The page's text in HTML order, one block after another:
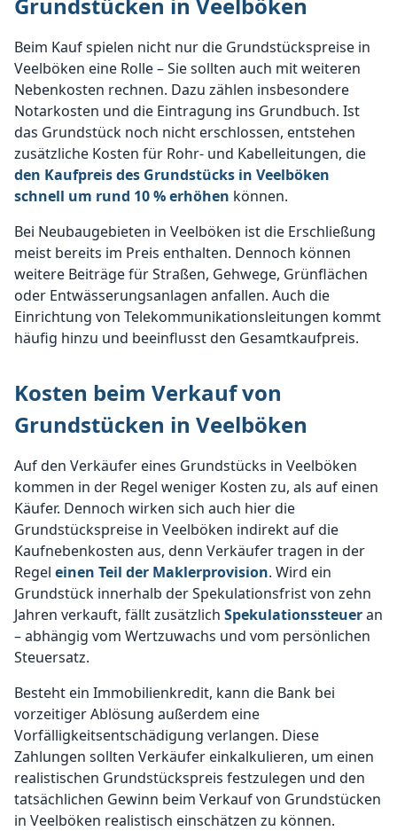
Beim Kauf spielen nicht nur die Grundstückspreise in
Veelböken eine Rolle – Sie sollten auch mit weiteren
Nebenkosten rechnen. Dazu zählen insbesondere
Notarkosten und die Eintragung ins Grundbuch. Ist
das Grundstück noch nicht erschlossen, entstehen
zusätzliche Kosten für Rohr- und Kabelleitungen, die
den Kaufpreis des Grundstücks in Veelböken
schnell um rund 10 % erhöhen können.
Bei Neubaugebieten in Veelböken ist die Erschließung
meist bereits im Preis enthalten. Dennoch können
weitere Beiträge für Straßen, Gehwege, Grünflächen
oder Entwässerungsanlagen anfallen. Auch die
Einrichtung von Telekommunikationsleitungen kommt
häufig hinzu und beeinflusst den Gesamtkaufpreis.
Kosten beim Verkauf von
Grundstücken in Veelböken
Auf den Verkäufer eines Grundstücks in Veelböken
kommen in der Regel weniger Kosten zu, als auf einen
Käufer. Dennoch wirken sich auch hier die
Grundstückspreise in Veelböken indirekt auf die
Kaufnebenkosten aus, denn Verkäufer tragen in der
Regel einen Teil der Maklerprovision. Wird ein
Grundstück innerhalb der Spekulationsfrist von zehn
Jahren verkauft, fällt zusätzlich Spekulationssteueran
– abhängig vom Wertzuwachs und vom persönlichen
Steuersatz.
Besteht ein Immobilienkredit, kann die Bank bei
vorzeitiger Ablösung außerdem eine
Vorfälligkeitsentschädigung verlangen. Diese
Zahlungen sollten Verkäufer einkalkulieren, um einen
realistischen Grundstückspreis festzulegen und den
tatsächlichen Gewinn beim Verkauf von Grundstücken
in Veelböken realistisch einschätzen zu können.